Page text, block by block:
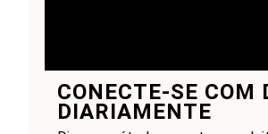
CONECTE-SE COM
DIARIAMENTE